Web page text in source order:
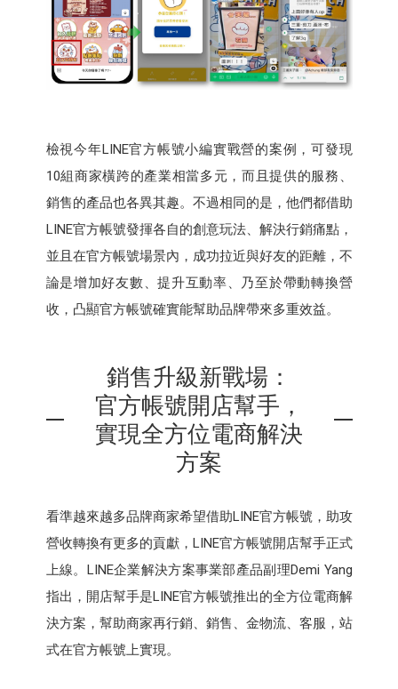
檢視今年LINE官方帳號小編實戰營的案例，可發現
10組商家橫跨的產業相當多元，而且提供的服務、
銷售的產品也各異其趣。不過相同的是，他們都借助
LINE官方帳號發揮各自的創意玩法、解決行銷痛點，
並且在官方帳號場景內，成功拉近與好友的距離，不
論是增加好友數、提升互動率、乃至於帶動轉換營
收，凸顯官方帳號確實能幫助品牌帶來多重效益。
銷售升級新戰場：
官方帳號開店幫手，
實現全方位電商解決
方案
看準越來越多品牌商家希望借助LINE官方帳號，助攻
營收轉換有更多的貢獻，LINE官⽅帳號開店幫⼿正式
上線。LINE企業解決⽅案事業部產品副理Demi Yang
指出，開店幫⼿是LINE官⽅帳號推出的全⽅位電商解
決⽅案，幫助商家再⾏銷、銷售、⾦物流、客服，站
式在官⽅帳號上實現。